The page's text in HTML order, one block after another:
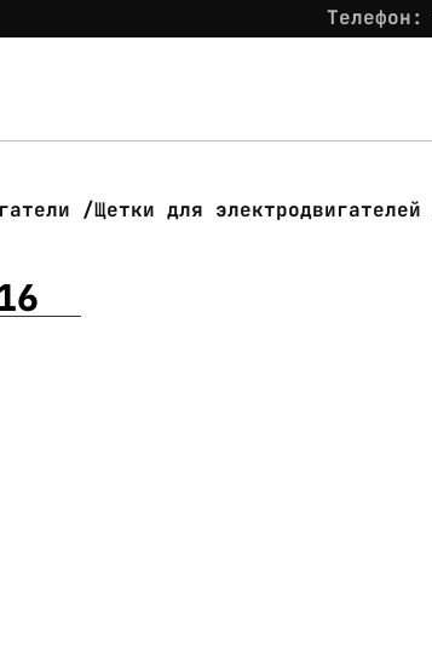
Телефон:
Щетки для электродвигателей